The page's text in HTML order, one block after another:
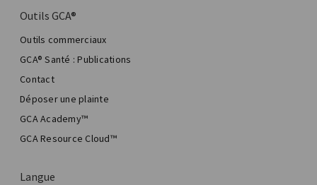
Outils GCA®
Outils commerciaux
GCA® Santé : Publications
Contact
Déposer une plainte
GCA Academy™
GCA Resource Cloud™
Langue